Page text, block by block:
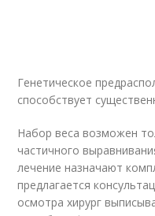
Генетическое
способствует
Набор веса возможен
частичного
лечение назначают
предлагается
осмотра хирург